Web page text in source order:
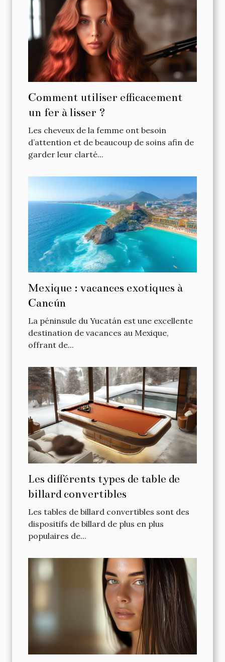
Comment utiliser efficacement
un fer à lisser ?
Les cheveux de la femme ont besoin
d’attention et de beaucoup de soins afin de
garder leur clarté...
Mexique : vacances exotiques à
Cancún
La péninsule du Yucatán est une excellente
destination de vacances au Mexique,
offrant de...
Les différents types de table de
billard convertibles
Les tables de billard convertibles sont des
dispositifs de billard de plus en plus
populaires de...